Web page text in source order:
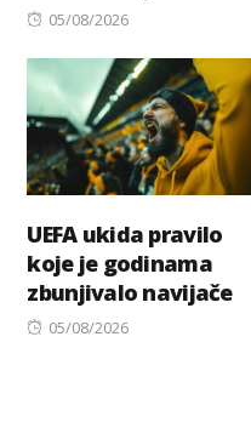
Posted
05/08/2026
UEFA ukida pravilo
koje je godinama
zbunjivalo navijače
Posted
05/08/2026